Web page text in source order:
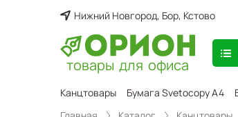
Нижний Новгород, Бор, Кстово
товары для офиса
Канцтовары Бумага Svetocopy A4